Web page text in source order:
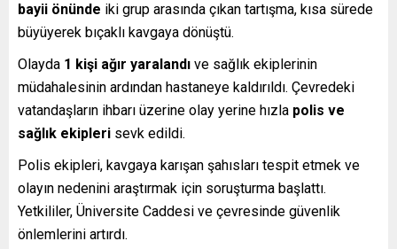
bayii önünde iki grup arasında çıkan tartışma, kısa sürede
büyüyerek bıçaklı kavgaya dönüştü.
Olayda 1 kişi ağır yaralandı ve sağlık ekiplerinin
müdahalesinin ardından hastaneye kaldırıldı. Çevredeki
vatandaşların ihbarı üzerine olay yerine hızla polis ve
sağlık ekipleri sevk edildi.
Polis ekipleri, kavgaya karışan şahısları tespit etmek ve
olayın nedenini araştırmak için soruşturma başlattı.
Yetkililer, Üniversite Caddesi ve çevresinde güvenlik
önlemlerini artırdı.